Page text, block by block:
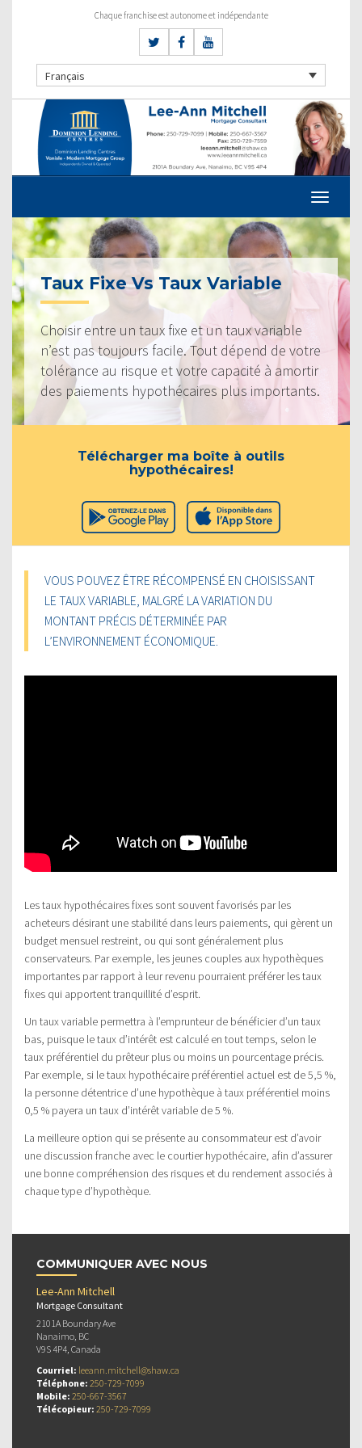
Chaque franchise est autonome et indépendante
Français
Taux Fixe Vs Taux Variable
Choisir entre un taux fixe et un taux variable
n’est pas toujours facile. Tout dépend de votre
tolérance au risque et votre capacité à amortir
des paiements hypothécaires plus importants.
Télécharger ma boîte à outils
hypothécaires!
VOUS POUVEZ ÊTRE RÉCOMPENSÉ EN CHOISISSANT
LE TAUX VARIABLE, MALGRÉ LA VARIATION DU
MONTANT PRÉCIS DÉTERMINÉE PAR
L’ENVIRONNEMENT ÉCONOMIQUE.
Les taux hypothécaires fixes sont souvent favorisés par les
acheteurs désirant une stabilité dans leurs paiements, qui gèrent un
budget mensuel restreint, ou qui sont généralement plus
conservateurs. Par exemple, les jeunes couples aux hypothèques
importantes par rapport à leur revenu pourraient préférer les taux
fixes qui apportent tranquillité d’esprit.
Un taux variable permettra à l’emprunteur de bénéficier d’un taux
bas, puisque le taux d’intérêt est calculé en tout temps, selon le
taux préférentiel du prêteur plus ou moins un pourcentage précis.
Par exemple, si le taux hypothécaire préférentiel actuel est de 5,5 %,
la personne détentrice d’une hypothèque à taux préférentiel moins
0,5 % payera un taux d’intérêt variable de 5 %.
La meilleure option qui se présente au consommateur est d’avoir
une discussion franche avec le courtier hypothécaire, afin d’assurer
une bonne compréhension des risques et du rendement associés à
chaque type d’hypothèque.
COMMUNIQUER AVEC NOUS
Lee-Ann Mitchell
Mortgage Consultant
2101A Boundary Ave
Nanaimo, BC
V9S 4P4, Canada
Courriel: leeann.mitchell@shaw.ca
Téléphone: 250-729-7099
Mobile: 250-667-3567
Télécopieur: 250-729-7099